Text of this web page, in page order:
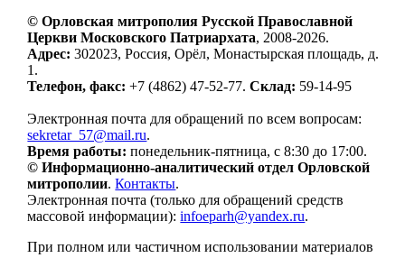
© Орловская митрополия Русской Православной
Церкви Московского Патриархата, 2008-2026.
Адрес: 302023, Россия, Орёл, Монастырская площадь, д.
1.
Телефон, факс: +7 (4862) 47-52-77.Склад: 59-14-95
Электронная почта для обращений по всем вопросам:
sekretar_57@mail.ru.
Время работы: понедельник-пятница, с 8:30 до 17:00.
© Информационно-аналитический отдел Орловской
митрополии.Контакты.
Электронная почта (только для обращений средств
массовой информации):infoeparh@yandex.ru.
При полном или частичном использовании материалов